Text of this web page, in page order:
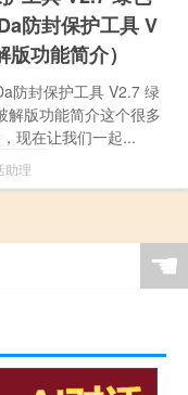
防封保护工具 V
功能简介）
防封保护工具 V2.7 绿
解版功能简介这个很多
现在让我们一起...
助理
☚